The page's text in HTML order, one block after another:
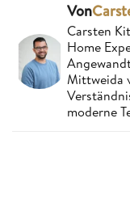
Von
Carsten
Home
Mittweida
moderne